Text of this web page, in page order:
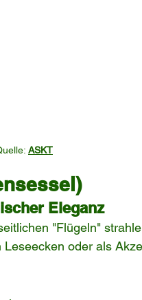
ASKT
Eleganz
"Flügeln"
oder als